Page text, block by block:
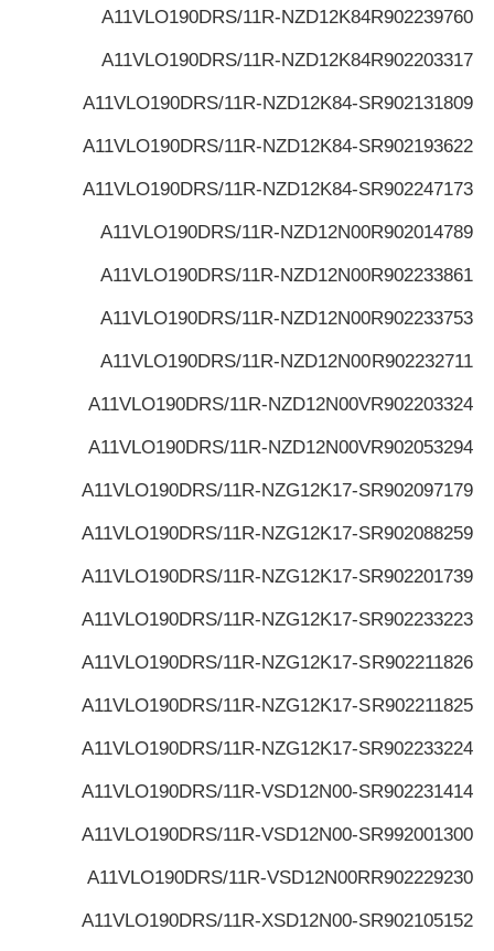
R902239760
A11VLO190DRS/11R-NZD12K84
R902203317
A11VLO190DRS/11R-NZD12K84
R902131809
A11VLO190DRS/11R-NZD12K84-S
R902193622
A11VLO190DRS/11R-NZD12K84-S
R902247173
A11VLO190DRS/11R-NZD12K84-S
R902014789
A11VLO190DRS/11R-NZD12N00
R902233861
A11VLO190DRS/11R-NZD12N00
R902233753
A11VLO190DRS/11R-NZD12N00
R902232711
A11VLO190DRS/11R-NZD12N00
R902203324
A11VLO190DRS/11R-NZD12N00V
R902053294
A11VLO190DRS/11R-NZD12N00V
R902097179
A11VLO190DRS/11R-NZG12K17-S
R902088259
A11VLO190DRS/11R-NZG12K17-S
R902201739
A11VLO190DRS/11R-NZG12K17-S
R902233223
A11VLO190DRS/11R-NZG12K17-S
R902211826
A11VLO190DRS/11R-NZG12K17-S
R902211825
A11VLO190DRS/11R-NZG12K17-S
R902233224
A11VLO190DRS/11R-NZG12K17-S
R902231414
A11VLO190DRS/11R-VSD12N00-S
R992001300
A11VLO190DRS/11R-VSD12N00-S
R902229230
A11VLO190DRS/11R-VSD12N00R
R902105152
A11VLO190DRS/11R-XSD12N00-S